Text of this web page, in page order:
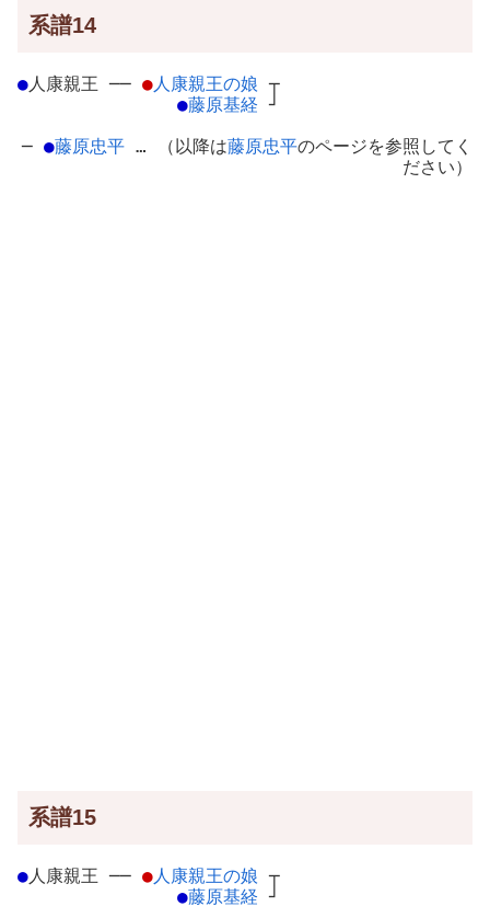
系譜14
●人康親王 ── ●人康親王の娘 ┬
●藤原基経 ┘
─ ●藤原忠平 … （以降は藤原忠平のページを参照してく
ださい）
系譜15
●人康親王 ── ●人康親王の娘 ┬
●藤原基経 ┘